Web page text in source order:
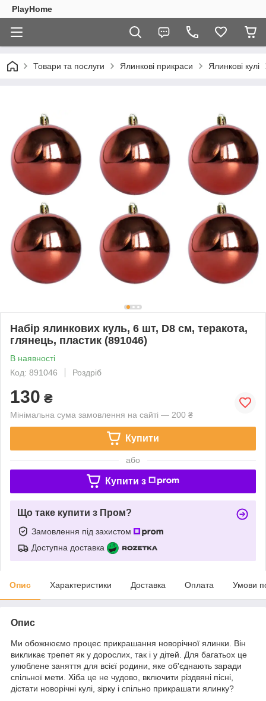
PlayHome
Товари та послуги Ялинкові прикраси Ялинкові кулі
Набір ялинкових куль, 6 шт, D8 см, теракота,
глянець, пластик (891046)
В наявності
Код: 891046
Роздріб
130 ₴
Мінімальна сума замовлення на сайті — 200 ₴
Купити
або
Купити з
Що таке купити з Пром?
Замовлення під захистом
Доступна доставка
Опис Характеристики Доставка Оплата Умови
Опис
Ми обожнюємо процес прикрашання новорічної ялинки. Він
викликає трепет як у дорослих, так і у дітей. Для багатьох це
улюблене заняття для всієї родини, яке об'єднають заради
спільної мети. Хіба це не чудово, включити різдвяні пісні,
дістати новорічні кулі, зірку і спільно прикрашати ялинку?